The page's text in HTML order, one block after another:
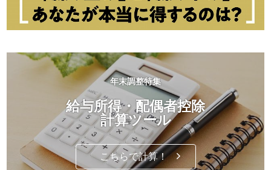
年末調整特集
給与所得・配偶者控除
計算ツール
こちらで計算！